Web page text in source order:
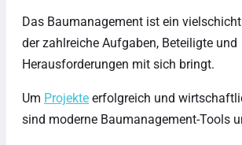
Das Baumanagement ist ein
der zahlreiche Aufgaben, Beteiligte und
Herausforderungen mit sich bringt.
Um Projekte erfolgreich und
sind moderne Baumanagement-Tools